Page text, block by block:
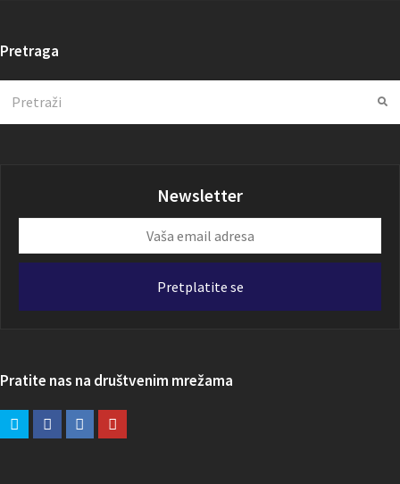
Pretraga
Newsletter
email
Pretplatite se
Pratite nas na društvenim mrežama